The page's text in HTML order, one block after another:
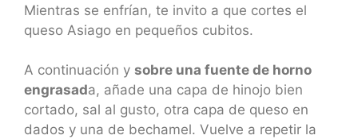
Mientras se enfrían, te invito a que cortes el
queso Asiago en pequeños cubitos.
A continuación y sobre una fuente de horno
engrasada, añade una capa de hinojo bien
cortado, sal al gusto, otra capa de queso en
dados y una de bechamel. Vuelve a repetir la